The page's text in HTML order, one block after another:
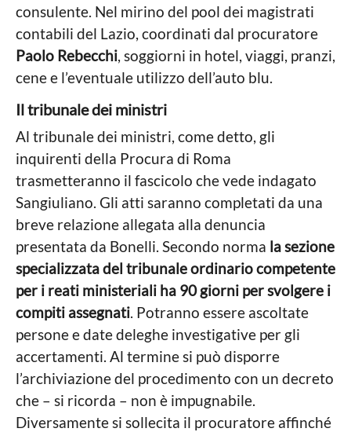
consulente. Nel mirino del pool dei magistrati
contabili del Lazio, coordinati dal procuratore
Paolo Rebecchi, soggiorni in hotel, viaggi, pranzi,
cene e l’eventuale utilizzo dell’auto blu.
Il tribunale dei ministri
Al tribunale dei ministri, come detto, gli
inquirenti della Procura di Roma
trasmetteranno il fascicolo che vede indagato
Sangiuliano. Gli atti saranno completati da una
breve relazione allegata alla denuncia
presentata da Bonelli. Secondo norma la sezione
specializzata del tribunale ordinario competente
per i reati ministeriali ha 90 giorni per svolgere i
compiti assegnati. Potranno essere ascoltate
persone e date deleghe investigative per gli
accertamenti. Al termine si può disporre
l’archiviazione del procedimento con un decreto
che – si ricorda – non è impugnabile.
Diversamente si sollecita il procuratore affinché